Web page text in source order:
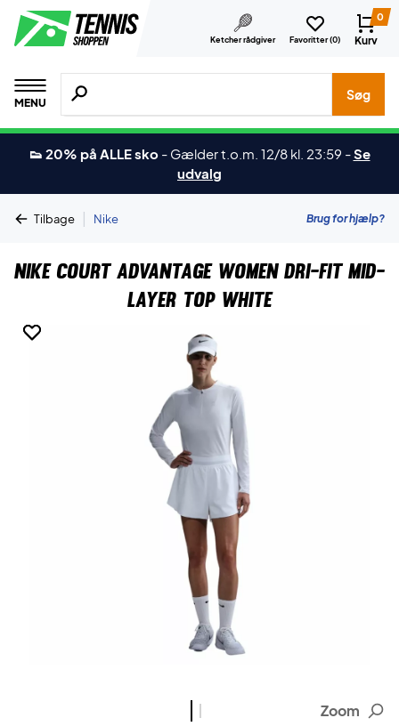
Ketcher rådgiver Favoritter (0)
0
Kurv
MENU
Søg efter produkter, mærker etc.
Søg
👟 20% på ALLE sko - Gælder t.o.m. 12/8 kl. 23:59 -Se
udvalg
Tilbage | Nike Brug for hjælp?
Nike Court Advantage Women Dri-FIT Mid-
Layer Top White
Zoom